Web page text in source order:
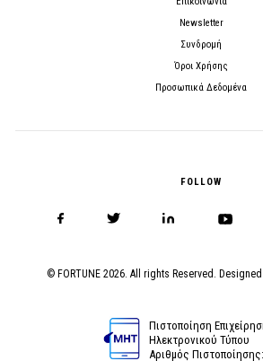
Newsletter
Συνδρομή
Όροι Χρήσης
Προσωπικά Δεδομένα
FOLLOW
© FORTUNE 2026. All rights Reserved.
Πιστοποίηση
Ηλεκτρονικού Τύπου
Αριθμός